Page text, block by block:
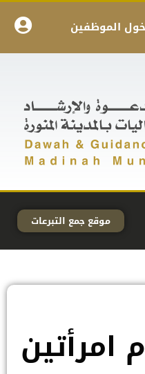
الموظفين
موقع جمع التبرعات
امرأتين